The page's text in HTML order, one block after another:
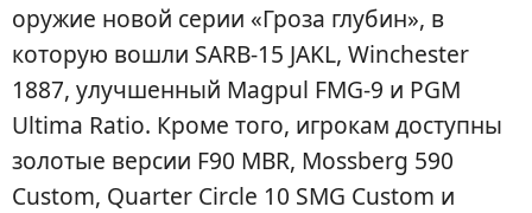
оружие новой серии «Гроза глубин», в
которую вошли SARB-15 JAKL, Winchester
1887, улучшенный Magpul FMG-9 и PGM
Ultima Ratio. Кроме того, игрокам доступны
золотые версии F90 MBR, Mossberg 590
Custom, Quarter Circle 10 SMG Custom и